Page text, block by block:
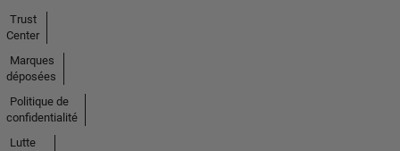
Trust
Center
Marques
déposées
Politique de
confidentialité
Lutte